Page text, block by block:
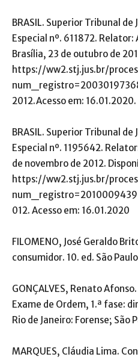
BRASIL. Superior Tribunal
Especial nº. 611872.
Brasília, 23 de outubro de
https://ww2.stj.jus.br/
2012.Acesso em: 16.01.2020.
BRASIL. Superior Tribunal
Especial nº. 1195642.
de novembro de 2012.
https://ww2.stj.jus.br/
012. Acesso em: 16.01.2020
FILOMENO, José Geraldo
consumidor. 10. ed. São
GONÇALVES, Renato
Exame de Ordem, 1.ª fase:
Rio de Janeiro: Forense; São
MARQUES, Cláudia Lima.